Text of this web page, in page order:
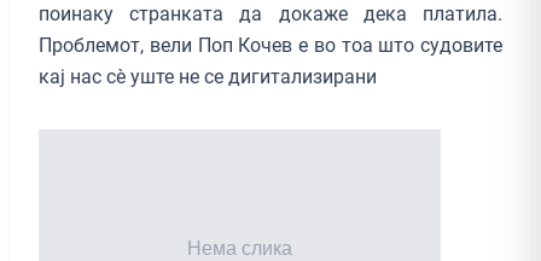
поинаку странката да докаже дека платила.
Проблемот, вели Поп Кочев е во тоа што судовите
кај нас сè уште не се дигитализирани